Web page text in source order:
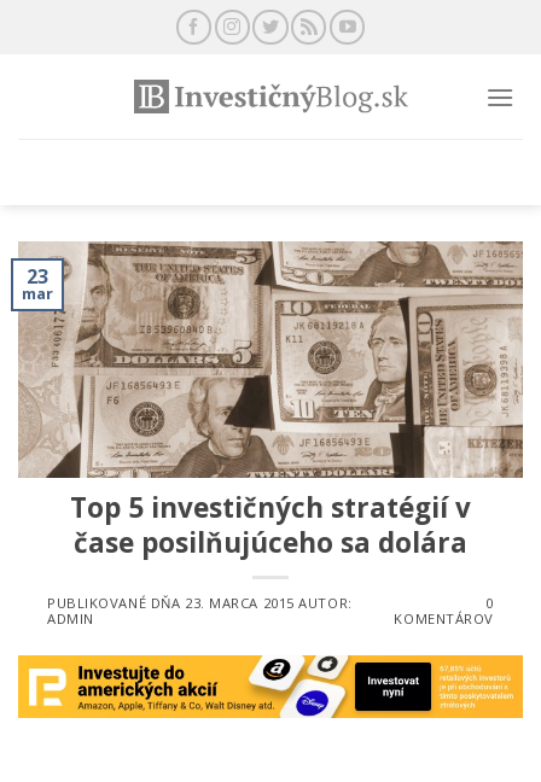
23
mar
Top 5 investičných stratégií v
čase posilňujúceho sa dolára
PUBLIKOVANÉ DŇA 23. MARCA 2015 AUTOR:
ADMIN
0
KOMENTÁROV